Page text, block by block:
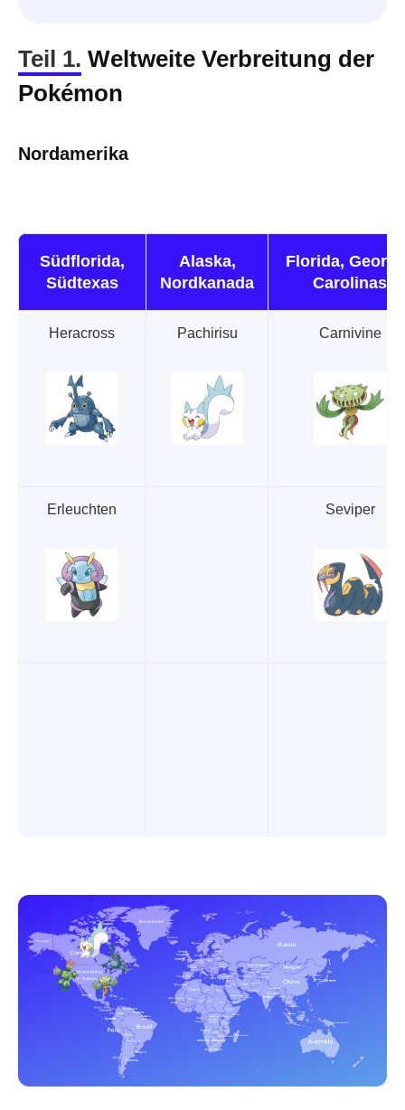
Teil 1. Weltweite Verbreitung der
Pokémon
Nordamerika
Südflorida,
Südtexas
Alaska,
Nordkanada
Florida,
Carolinas
Heracross Pachirisu Carnivine
Erleuchten Seviper